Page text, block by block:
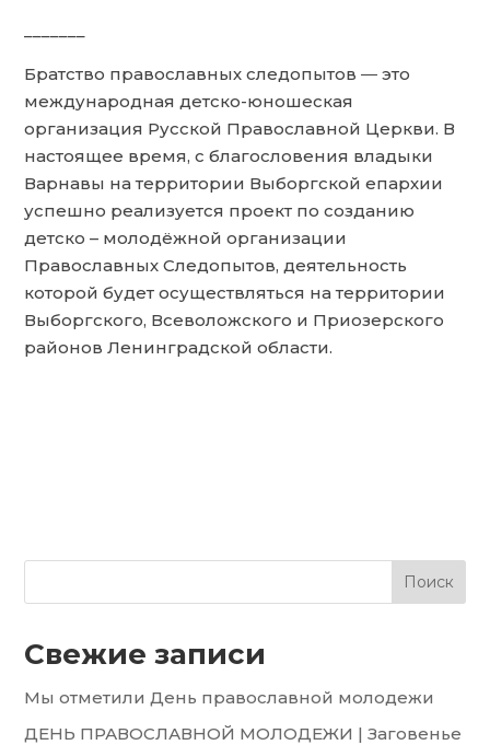
Братство православных следопытов ― это
международная детско-юношеская
организация Русской Православной Церкви. В
настоящее время, с благословения владыки
Варнавы на территории Выборгской епархии
успешно реализуется проект по созданию
детско – молодёжной организации
Православных Следопытов, деятельность
которой будет осуществляться на территории
Выборгского, Всеволожского и Приозерского
районов Ленинградской области.
Поиск
Свежие записи
Мы отметили День православной молодежи
ДЕНЬ ПРАВОСЛАВНОЙ МОЛОДЕЖИ | Заговенье